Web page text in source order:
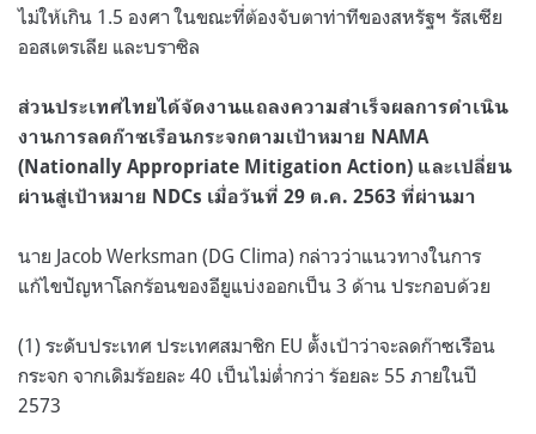
ไม่ให้เกิน 1.5 องศา ในขณะที่ต้องจับตาท่าทีของสหรัฐฯ รัสเซีย
ออสเตรเลีย และบราซิล
ส่วนประเทศไทยได้จัดงานแถลงความสำเร็จผลการดำเนิน
งานการลดก๊าซเรือนกระจกตามเป้าหมาย NAMA
(Nationally Appropriate Mitigation Action) และเปลี่ยน
ผ่านสู่เป้าหมาย NDCs เมื่อวันที่ 29 ต.ค. 2563 ที่ผ่านมา
นาย Jacob Werksman (DG Clima) กล่าวว่าแนวทางในการ
แก้ไขปัญหาโลกร้อนของอียูแบ่งออกเป็น 3 ด้าน ประกอบด้วย
(1) ระดับประเทศ ประเทศสมาชิก EU ตั้งเป้าว่าจะลดก๊าซเรือน
กระจก จากเดิมร้อยละ 40 เป็นไม่ต่ำกว่า ร้อยละ 55 ภายในปี
2573